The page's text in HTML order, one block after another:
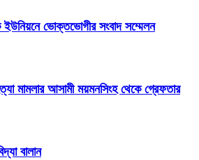
ইউনিয়নে ভোক্তভোগীর সংবাদ সম্মেলন
মামলার আসামী ময়মনসিংহ থেকে গ্রেফতার
বালান